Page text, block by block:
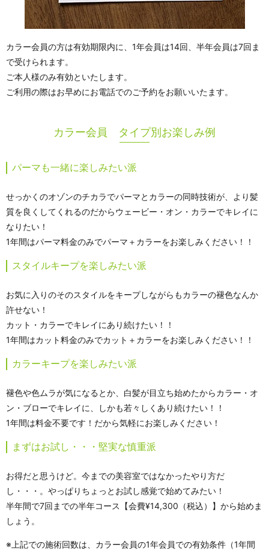
カラー会員の方は有効期限内に、1年会員は14回、半年会員は7回ま
で受けられます。
ご本人様のみ有効といたします。
ご利用の際はお早めにお電話でのご予約をお願いいたます。
カラー会員 タイプ別お楽しみ例
パーマも一緒に楽しみたい派
せっかくのオゾンのチカラでパーマとカラーの同時技術が、より髪
質を良くしてくれるのだからウェービー・オン・カラーでキレイに
なりたい！
1年間はパーマ料金のみでパーマ＋カラーをお楽しみください！！
スタイルキープを楽しみたい派
お気に入りのそのスタイルをキープしながらもカラーの褪色なんか
許せない！
カット・カラーでキレイにあり続けたい！！
1年間はカット料金のみでカット＋カラーをお楽しみください！！
カラーキープを楽しみたい派
褪色や色ムラが気になるとか、白髪が目立ち始めたからカラー・オ
ン・ブローでキレイに、しかも若々しくあり続けたい！！
1年間は料金不要です！だから気軽にお楽しみください！
まずはお試し・・・堅実な慎重派
お得だと思うけど。今までの美容室ではなかったやり方だ
し・・・。やっぱりちょっとお試し感覚で始めてみたい！
半年間で7回までの半年コース【会費¥14,300（税込）】から始めま
しょう。
※上記での施術回数は、カラー会員の1年会員での有効条件（1年間